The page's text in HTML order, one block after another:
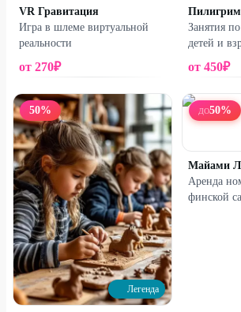
VR Гравитация
Игра в шлеме виртуальной
реальности
от 270₽
Пилигрим
Занятия
детей и
от 450₽
50%
Легенда
ДО50%
Майами
Аренда
финской